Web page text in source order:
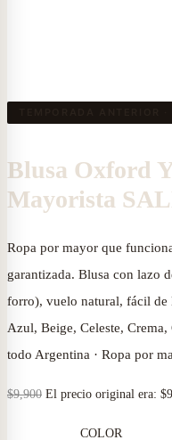
Blusa Oxford
Mayorista
Ropa por mayor que
garantizada. Blusa con lazo
forro), vuelo natural, fácil de
Azul, Beige, Celeste,
todo Argentina · Ropa por
$9,900 El precio original era:
COLOR